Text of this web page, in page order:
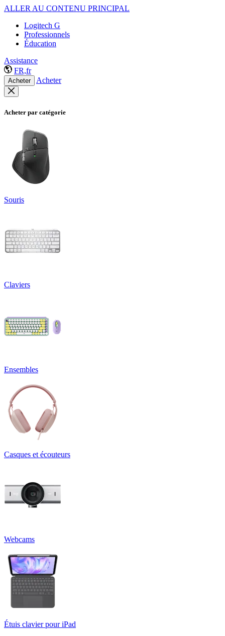
ALLER AU CONTENU PRINCIPAL
Logitech G
Professionnels
Éducation
Assistance
FR,fr
Acheter Acheter
Acheter par catégorie
Souris
Claviers
Ensembles
Casques et écouteurs
Webcams
Étuis clavier pour iPad